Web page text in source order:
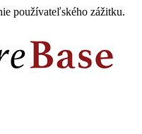
používateľského zážitku.